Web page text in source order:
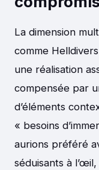
La dimension
comme
une réalisation
compensée par
d’éléments
« besoins
aurions préféré
séduisants à